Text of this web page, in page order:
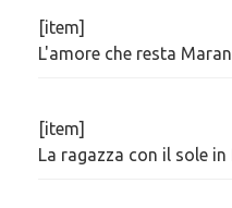
[item]
L'amore che resta
[item]
La ragazza con il sole